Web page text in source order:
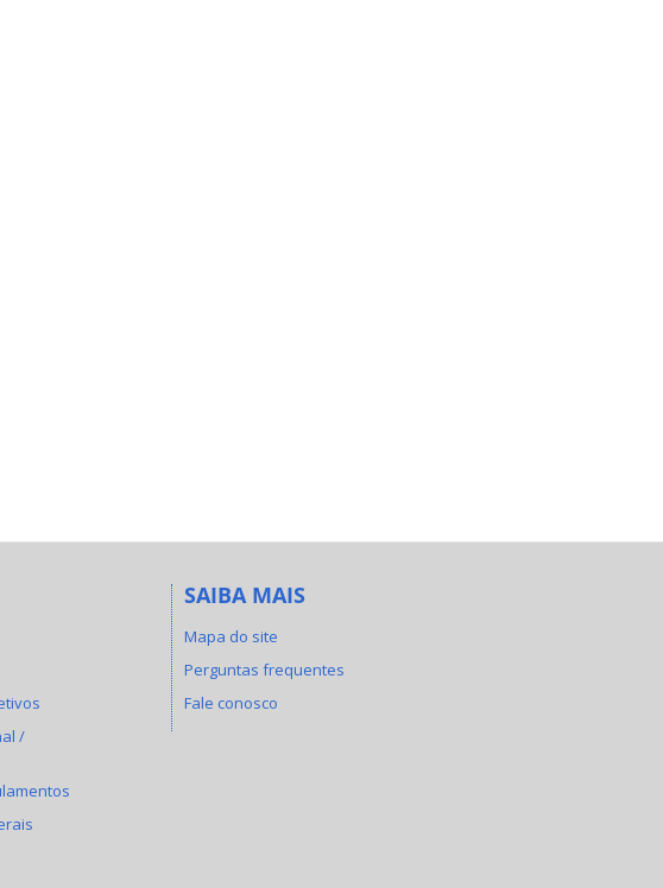
/
SAIBA MAIS
Mapa do site
Perguntas frequentes
Fale conosco